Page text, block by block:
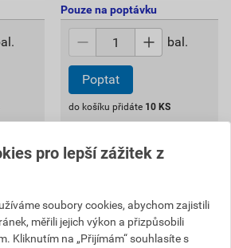
Pouze na poptávku
bal.
Poptat
do košíku přidáte 10 KS
832,52 Kč celkem s DPH
pro lepší zážitek z
soubory cookies, abychom zajistili
měřili jejich výkon a přizpůsobili
Kliknutím na „Přijímám“ souhlasíte s